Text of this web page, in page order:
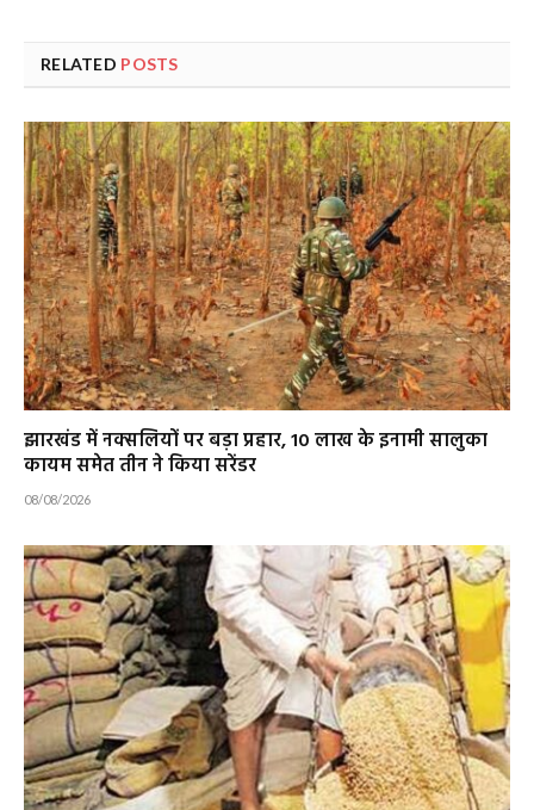
RELATED POSTS
झारखंड में नक्सलियों पर बड़ा प्रहार, 10 लाख के इनामी सालुका
कायम समेत तीन ने किया सरेंडर
08/08/2026